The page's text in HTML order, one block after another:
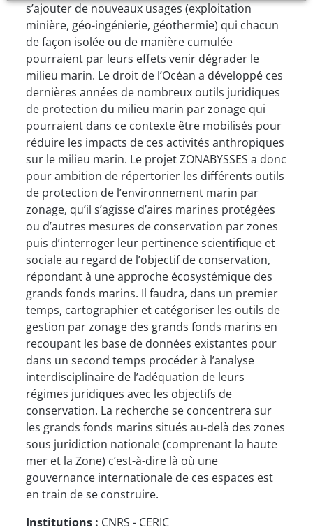
s’ajouter de nouveaux usages (exploitation
minière, géo-ingénierie, géothermie) qui chacun
de façon isolée ou de manière cumulée
pourraient par leurs effets venir dégrader le
milieu marin. Le droit de l’Océan a développé ces
dernières années de nombreux outils juridiques
de protection du milieu marin par zonage qui
pourraient dans ce contexte être mobilisés pour
réduire les impacts de ces activités anthropiques
sur le milieu marin. Le projet ZONABYSSES a donc
pour ambition de répertorier les différents outils
de protection de l’environnement marin par
zonage, qu’il s’agisse d’aires marines protégées
ou d’autres mesures de conservation par zones
puis d’interroger leur pertinence scientifique et
sociale au regard de l’objectif de conservation,
répondant à une approche écosystémique des
grands fonds marins. Il faudra, dans un premier
temps, cartographier et catégoriser les outils de
gestion par zonage des grands fonds marins en
recoupant les base de données existantes pour
dans un second temps procéder à l’analyse
interdisciplinaire de l’adéquation de leurs
régimes juridiques avec les objectifs de
conservation. La recherche se concentrera sur
les grands fonds marins situés au-delà des zones
sous juridiction nationale (comprenant la haute
mer et la Zone) c’est-à-dire là où une
gouvernance internationale de ces espaces est
en train de se construire.
Institutions : CNRS - CERIC